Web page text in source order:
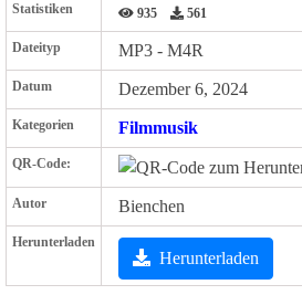
Statistiken 935 561
Dateityp MP3 - M4R
Datum Dezember 6, 2024
Kategorien Filmmusik
QR-Code:
Autor Bienchen
Herunterladen
Herunterladen